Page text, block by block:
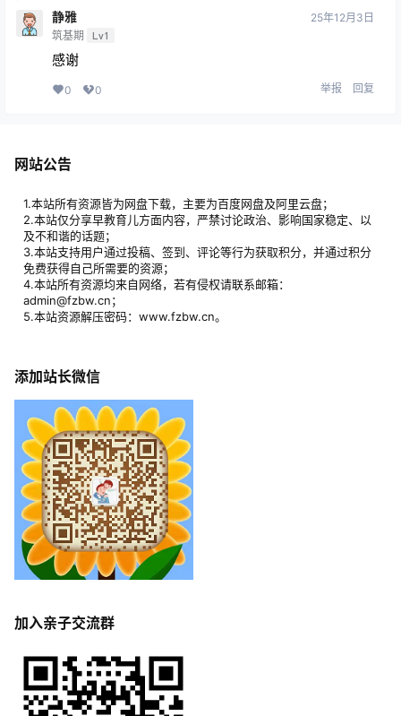
静雅
筑基期 Lv1
25年12月3日
感谢
0 0 举报 回复
网站公告
1.本站所有资源皆为网盘下载，主要为百度网盘及阿里云盘；
2.本站仅分享早教育儿方面内容，严禁讨论政治、影响国家稳定、以
及不和谐的话题；
3.本站支持用户通过投稿、签到、评论等行为获取积分，并通过积分
免费获得自己所需要的资源；
4.本站所有资源均来自网络，若有侵权请联系邮箱：
admin@fzbw.cn；
5.本站资源解压密码：www.fzbw.cn。
添加站长微信
加入亲子交流群